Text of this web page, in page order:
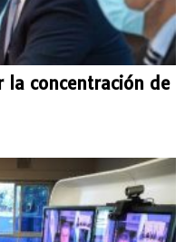
la concentración de